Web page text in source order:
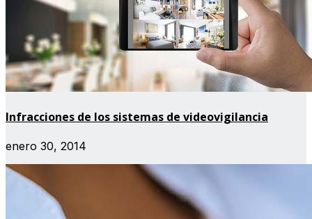
Infracciones de los sistemas de videovigilancia
enero 30, 2014